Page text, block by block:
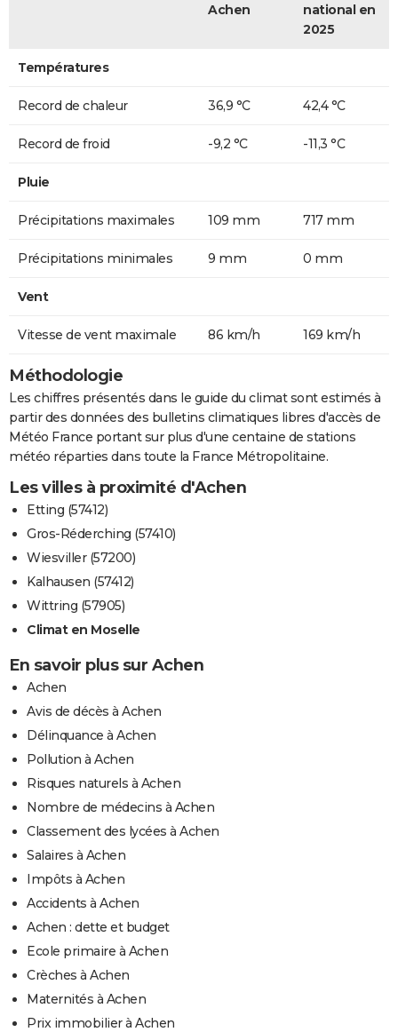
Achen
national en
2025
Températures
Record de chaleur 36,9 °C 42,4 °C
Record de froid -9,2 °C -11,3 °C
Pluie
Précipitations maximales 109 mm 717 mm
Précipitations minimales 9 mm 0 mm
Vent
Vitesse de vent maximale 86 km/h 169 km/h
Méthodologie
Les chiffres présentés dans le guide du climat sont estimés à
partir des données des bulletins climatiques libres d'accès de
Météo France portant sur plus d'une centaine de stations
météo réparties dans toute la France Métropolitaine.
Les villes à proximité d'Achen
Etting (57412)
Gros-Réderching (57410)
Wiesviller (57200)
Kalhausen (57412)
Wittring (57905)
Climat en Moselle
En savoir plus sur Achen
Achen
Avis de décès à Achen
Délinquance à Achen
Pollution à Achen
Risques naturels à Achen
Nombre de médecins à Achen
Classement des lycées à Achen
Salaires à Achen
Impôts à Achen
Accidents à Achen
Achen : dette et budget
Ecole primaire à Achen
Crèches à Achen
Maternités à Achen
Prix immobilier à Achen